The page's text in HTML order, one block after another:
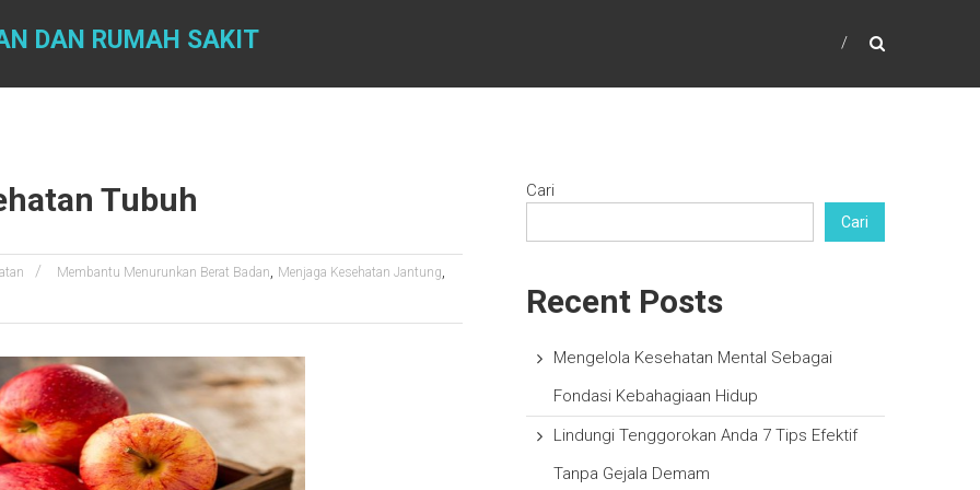
DAN RUMAH SAKIT
Tubuh
Membantu Menurunkan Berat Badan, Menjaga Kesehatan Jantung,
Cari
Cari
Recent Posts
Mengelola Kesehatan Mental Sebagai
Fondasi Kebahagiaan Hidup
Lindungi Tenggorokan Anda 7 Tips Efektif
Tanpa Gejala Demam